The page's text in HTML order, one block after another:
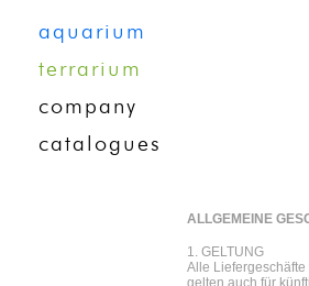
ALLGEMEINE
1. GELTUNG
Alle
gelten auch für
aquarium
terrarium
company
catalogues